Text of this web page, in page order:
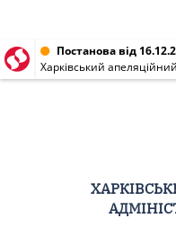
Харківський